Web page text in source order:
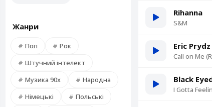
Жанри
Поп
Рок
Штучний інтелект
Музика 90х
Народна
Німецькі
Польські
Rihanna
S&M
Eric Prydz
Call on Me
Black
I Gotta